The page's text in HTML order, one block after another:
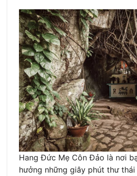
Hang Đức Mẹ Côn Đảo là nơi
hưởng những giây phút thư